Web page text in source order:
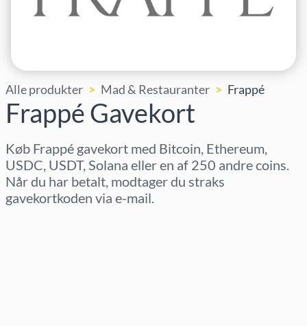
Alle produkter Mad & Restauranter Frappé
Frappé Gavekort
Køb Frappé gavekort med Bitcoin, Ethereum,
USDC, USDT, Solana eller en af 250 andre coins.
Når du har betalt, modtager du straks
gavekortkoden via e-mail.